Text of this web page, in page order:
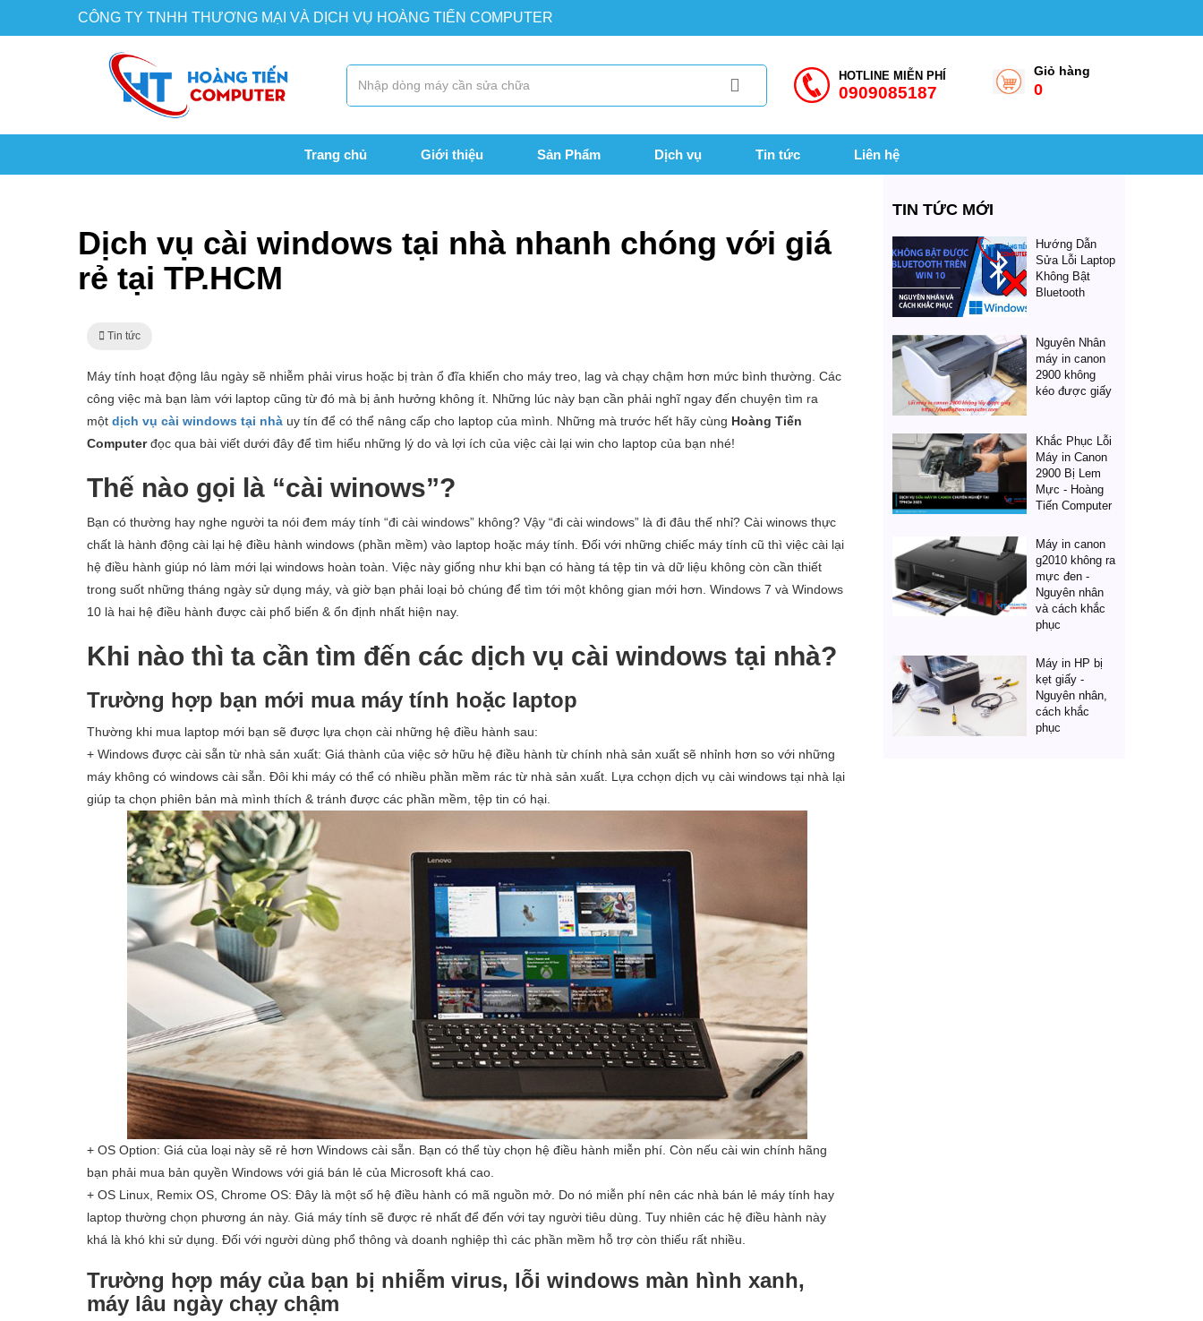
CÔNG TY TNHH THƯƠNG MẠI VÀ DỊCH VỤ HOÀNG TIẾN COMPUTER
Giỏ hàng
0
HOTLINE MIỄN PHÍ
0909085187
Trang chủ Giới thiệu Sản Phẩm Dịch vụ Tin tức Liên hệ
Dịch vụ cài windows tại nhà nhanh chóng với giá
rẻ tại TP.HCM
Tin tức
Máy tính hoạt động lâu ngày sẽ nhiễm phải virus hoặc bị tràn ổ đĩa khiến cho máy treo, lag và chạy chậm hơn mức bình thường. Các
công việc mà bạn làm với laptop cũng từ đó mà bị ảnh hưởng không ít. Những lúc này bạn cần phải nghĩ ngay đến chuyện tìm ra
một dịch vụ cài windows tại nhà uy tín để có thể nâng cấp cho laptop của mình. Những mà trước hết hãy cùng Hoàng Tiến
Computerđọc qua bài viết dưới đây để tìm hiểu những lý do và lợi ích của việc cài lại win cho laptop của bạn nhé!
Thế nào gọi là “cài winows”?
Bạn có thường hay nghe người ta nói đem máy tính “đi cài windows” không? Vậy “đi cài windows” là đi đâu thế nhỉ? Cài winows thực
chất là hành động cài lại hệ điều hành windows (phần mềm) vào laptop hoặc máy tính. Đối với những chiếc máy tính cũ thì việc cài lại
hệ điều hành giúp nó làm mới lại windows hoàn toàn. Việc này giống như khi bạn có hàng tá tệp tin và dữ liệu không còn cần thiết
trong suốt những tháng ngày sử dụng máy, và giờ bạn phải loại bỏ chúng để tìm tới một không gian mới hơn. Windows 7 và Windows
10 là hai hệ điều hành được cài phổ biến & ổn định nhất hiện nay.
Khi nào thì ta cần tìm đến các dịch vụ cài windows tại nhà?
Trường hợp bạn mới mua máy tính hoặc laptop
Thường khi mua laptop mới bạn sẽ được lựa chọn cài những hệ điều hành sau:
+ Windows được cài sẵn từ nhà sản xuất: Giá thành của việc sở hữu hệ điều hành từ chính nhà sản xuất sẽ nhỉnh hơn so với những
máy không có windows cài sẵn. Đôi khi máy có thể có nhiều phần mềm rác từ nhà sản xuất. Lựa cchọn dịch vụ cài windows tại nhà lại
giúp ta chọn phiên bản mà mình thích & tránh được các phần mềm, tệp tin có hại.
+ OS Option: Giá của loại này sẽ rẻ hơn Windows cài sẵn. Bạn có thể tùy chọn hệ điều hành miễn phí. Còn nếu cài win chính hãng
bạn phải mua bản quyền Windows với giá bán lẻ của Microsoft khá cao.
+ OS Linux, Remix OS, Chrome OS: Đây là một số hệ điều hành có mã nguồn mở. Do nó miễn phí nên các nhà bán lẻ máy tính hay
laptop thường chọn phương án này. Giá máy tính sẽ được rẻ nhất để đến với tay người tiêu dùng. Tuy nhiên các hệ điều hành này
khá là khó khi sử dụng. Đối với người dùng phổ thông và doanh nghiệp thì các phần mềm hỗ trợ còn thiếu rất nhiều.
Trường hợp máy của bạn bị nhiễm virus, lỗi windows màn hình xanh,
máy lâu ngày chạy chậm
TIN TỨC MỚI
Hướng Dẫn
Sửa Lỗi Laptop
Không Bật
Bluetooth
Nguyên Nhân
máy in canon
2900 không
kéo được giấy
Khắc Phục Lỗi
Máy in Canon
2900 Bị Lem
Mực - Hoàng
Tiến Computer
Máy in canon
g2010 không ra
mực đen -
Nguyên nhân
và cách khắc
phục
Máy in HP bị
kẹt giấy -
Nguyên nhân,
cách khắc
phục